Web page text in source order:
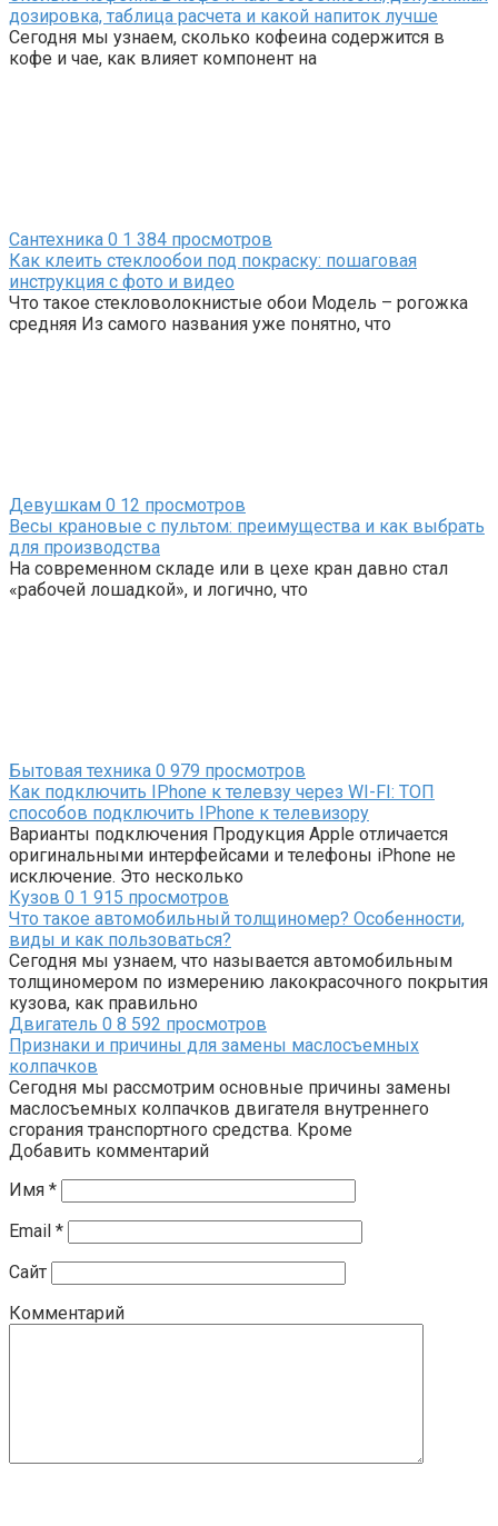
дозировка, таблица расчета и какой напиток лучше
Сегодня мы узнаем, сколько кофеина содержится в
кофе и чае, как влияет компонент на
Сантехника 0 1 384 просмотров
Как клеить стеклообои под покраску: пошаговая
инструкция с фото и видео
Что такое стекловолокнистые обои Модель – рогожка
средняя Из самого названия уже понятно, что
Девушкам 0 12 просмотров
Весы крановые с пультом: преимущества и как выбрать
для производства
На современном складе или в цехе кран давно стал
«рабочей лошадкой», и логично, что
Бытовая техника 0 979 просмотров
Как подключить IPhone к телевзу через WI-FI: ТОП
способов подключить IPhone к телевизору
Варианты подключения Продукция Apple отличается
оригинальными интерфейсами и телефоны iPhone не
исключение. Это несколько
Кузов 0 1 915 просмотров
Что такое автомобильный толщиномер? Особенности,
виды и как пользоваться?
Сегодня мы узнаем, что называется автомобильным
толщиномером по измерению лакокрасочного покрытия
кузова, как правильно
Двигатель 0 8 592 просмотров
Признаки и причины для замены маслосъемных
колпачков
Сегодня мы рассмотрим основные причины замены
маслосъемных колпачков двигателя внутреннего
сгорания транспортного средства. Кроме
Добавить комментарий
Имя *
Email *
Сайт
Комментарий